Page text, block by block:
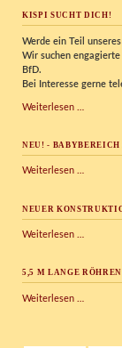
KISPI SUCHT DICH!
Werde ein Teil
Wirsuchen
BfD.
Bei Interesse gerne
Weiterlesen …
NEU! - BABYBEREICH
Weiterlesen …
ab
NEUER
Weiterlesen …
Juli
5,5 M LANGE
Weiterlesen …